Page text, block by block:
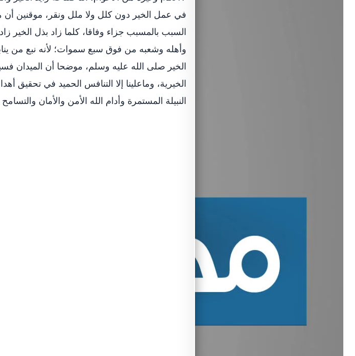
في عمل الخير دون كلل ولا ملل ونقر، موقنين أن
السبب بالمسبب جزاء وفاقا، كلما زاد بذل الخير
وأهله وشعبه من فوق سبع سموات؛ لأنه نبع من
الخير صلى الله عليه وسلم، موضحا أن الميدان
الخيرية، وماعلينا إلا التنافس الحميد في تحقيق
النبيلة المستمرة وأدام الله الأمن والأمان